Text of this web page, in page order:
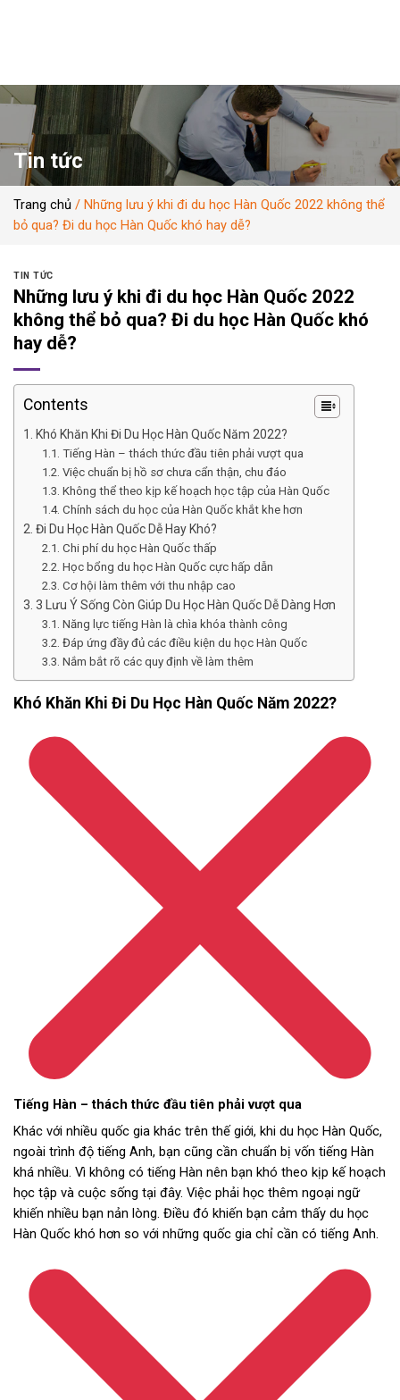
Tin tức
Trang chủ / Những lưu ý khi đi du học Hàn Quốc 2022 không thể
bỏ qua? Đi du học Hàn Quốc khó hay dễ?
TIN TỨC
Những lưu ý khi đi du học Hàn Quốc 2022
không thể bỏ qua? Đi du học Hàn Quốc khó
hay dễ?
Contents
Khó Khăn Khi Đi Du Học Hàn Quốc Năm 2022?
Tiếng Hàn – thách thức đầu tiên phải vượt qua
Việc chuẩn bị hồ sơ chưa cẩn thận, chu đáo
Không thể theo kịp kế hoạch học tập của Hàn Quốc
Chính sách du học của Hàn Quốc khắt khe hơn
Đi Du Học Hàn Quốc Dễ Hay Khó?
Chi phí du học Hàn Quốc thấp
Học bổng du học Hàn Quốc cực hấp dẫn
Cơ hội làm thêm với thu nhập cao
3 Lưu Ý Sống Còn Giúp Du Học Hàn Quốc Dễ Dàng Hơn
Năng lực tiếng Hàn là chìa khóa thành công
Đáp ứng đầy đủ các điều kiện du học Hàn Quốc
Nắm bắt rõ các quy định về làm thêm
Khó Khăn Khi Đi Du Học Hàn Quốc Năm 2022?
Tiếng Hàn – thách thức đầu tiên phải vượt qua
Khác với nhiều quốc gia khác trên thế giới, khi du học Hàn Quốc,
ngoài trình độ tiếng Anh, bạn cũng cần chuẩn bị vốn tiếng Hàn
khá nhiều. Vì không có tiếng Hàn nên bạn khó theo kịp kế hoạch
học tập và cuộc sống tại đây. Việc phải học thêm ngoại ngữ
khiến nhiều bạn nản lòng. Điều đó khiến bạn cảm thấy du học
Hàn Quốc khó hơn so với những quốc gia chỉ cần có tiếng Anh.